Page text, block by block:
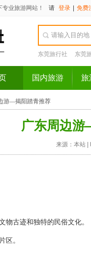
专业旅游网站！ 请 登录 免费
东莞旅行社 东莞
国内旅游 旅
游—揭阳踏青推荐
广东周边
来源：本站 |
古迹和独特的民俗文化。
区。